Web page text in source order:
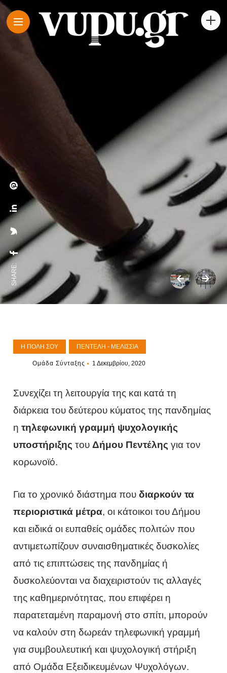
SHARE:
Η ΠΌΛΗ ΣΟΥ ΠΕΝΤΈΛΗ - ΜΕΛΊΣΣΙΑ
Ομάδα Σύνταξης 1 Δεκεμβρίου, 2020
Συνεχίζει τη λειτουργία της και κατά τη
διάρκεια του δεύτερου κύματος της πανδημίας
ητηλεφωνική γραμμή ψυχολογικής
υποστήριξης τουΔήμου Πεντέλης για τον
κορωνοϊό.
Για το χρονικό διάστημα πουδιαρκούν τα
περιοριστικά μέτρα, οι κάτοικοι του Δήμου
και ειδικά οι ευπαθείς ομάδες πολιτών που
αντιμετωπίζουν συναισθηματικές δυσκολίες
από τις επιπτώσεις της πανδημίας ή
δυσκολεύονται να διαχειριστούν τις αλλαγές
της καθημερινότητας, που επιφέρει η
παρατεταμένη παραμονή στο σπίτι, μπορούν
να καλούν στη δωρεάν τηλεφωνική γραμμή
για συμβουλευτική και ψυχολογική στήριξη
από Ομάδα Εξειδικευμένων Ψυχολόγων.